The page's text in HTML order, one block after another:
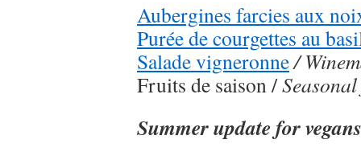
Aubergines farcies aux
Purée de courgettes au
Salade vigneronne/
Fruits de saison /
Summer update for vegans